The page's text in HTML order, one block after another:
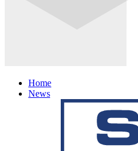
Home
News